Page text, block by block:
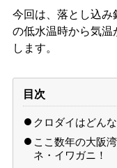
今回は、落とし込み
の低水温時から気温
します。
目次
クロダイはどん
ここ数年の大阪
ネ・イワガニ！